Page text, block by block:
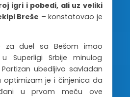
igri i pobedi, ali uz veliki
Breše – konstatovao je
za duel sa Bešom imao
Superligi Srbije minulog
ubedljivo savladan
optimizam je i činjenica da
u prvom meču ove